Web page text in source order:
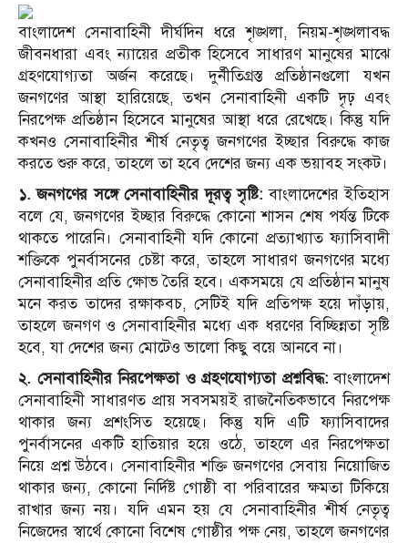
বাংলাদেশ সেনাবাহিনী দীর্ঘদিন ধরে শৃঙ্খলা, নিয়ম-শৃঙ্খলাবদ্ধ
জীবনধারা এবং ন্যায়ের প্রতীক হিসেবে সাধারণ মানুষের মাঝে
গ্রহণযোগ্যতা অর্জন করেছে। দুর্নীতিগ্রস্ত প্রতিষ্ঠানগুলো যখন
জনগণের আস্থা হারিয়েছে, তখন সেনাবাহিনী একটি দৃঢ় এবং
নিরপেক্ষ প্রতিষ্ঠান হিসেবে মানুষের আস্থা ধরে রেখেছে। কিন্তু যদি
কখনও সেনাবাহিনীর শীর্ষ নেতৃত্ব জনগণের ইচ্ছার বিরুদ্ধে কাজ
করতে শুরু করে, তাহলে তা হবে দেশের জন্য এক ভয়াবহ সংকট।
১. জনগণের সঙ্গে সেনাবাহিনীর দূরত্ব সৃষ্টি: বাংলাদেশের ইতিহাস
বলে যে, জনগণের ইচ্ছার বিরুদ্ধে কোনো শাসন শেষ পর্যন্ত টিকে
থাকতে পারেনি। সেনাবাহিনী যদি কোনো প্রত্যাখ্যাত ফ্যাসিবাদী
শক্তিকে পুনর্বাসনের চেষ্টা করে, তাহলে সাধারণ জনগণের মধ্যে
সেনাবাহিনীর প্রতি ক্ষোভ তৈরি হবে। একসময়ে যে প্রতিষ্ঠান মানুষ
মনে করত তাদের রক্ষাকবচ, সেটিই যদি প্রতিপক্ষ হয়ে দাঁড়ায়,
তাহলে জনগণ ও সেনাবাহিনীর মধ্যে এক ধরণের বিচ্ছিন্নতা সৃষ্টি
হবে, যা দেশের জন্য মোটেও ভালো কিছু বয়ে আনবে না।
২. সেনাবাহিনীর নিরপেক্ষতা ও গ্রহণযোগ্যতা প্রশ্নবিদ্ধ:বাংলাদেশ
সেনাবাহিনী সাধারণত প্রায় সবসময়ই রাজনৈতিকভাবে নিরপেক্ষ
থাকার জন্য প্রশংসিত হয়েছে। কিন্তু যদি এটি ফ্যাসিবাদের
পুনর্বাসনের একটি হাতিয়ার হয়ে ওঠে, তাহলে এর নিরপেক্ষতা
নিয়ে প্রশ্ন উঠবে। সেনাবাহিনীর শক্তি জনগণের সেবায় নিয়োজিত
থাকার জন্য, কোনো নির্দিষ্ট গোষ্ঠী বা পরিবারের ক্ষমতা টিকিয়ে
রাখার জন্য নয়। যদি এমন হয় যে সেনাবাহিনীর শীর্ষ নেতৃত্ব
নিজেদের স্বার্থে কোনো বিশেষ গোষ্ঠীর পক্ষ নেয়, তাহলে জনগণের